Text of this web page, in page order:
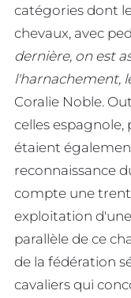
catégories dont
chevaux, avec
dernière, on est
l'harnachement,
Coralie Noble.
celles
étaient
reconnaissance
compte une
exploitation
parallèle de ce
de la fédération
cavaliers qui